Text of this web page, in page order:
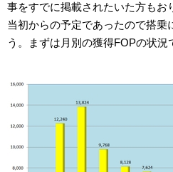
事をすでに掲載されたいた方もお
当初からの予定であったので搭乗
う。まずは月別の獲得FOPの状況